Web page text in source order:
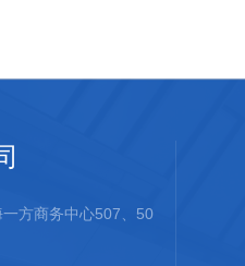
方商务中心507、50